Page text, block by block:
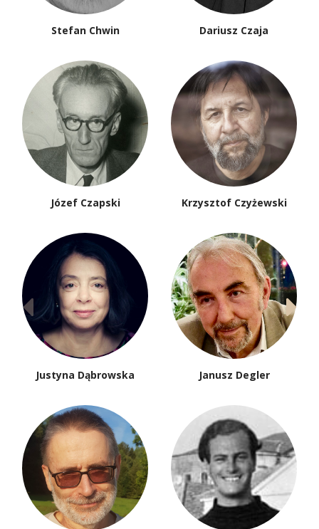
Stefan Chwin Dariusz Czaja
Józef Czapski Krzysztof Czyżewski
Justyna Dąbrowska Janusz Degler